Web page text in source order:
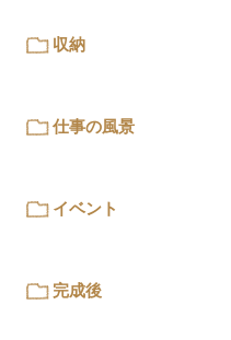
収納
仕事の風景
イベント
完成後